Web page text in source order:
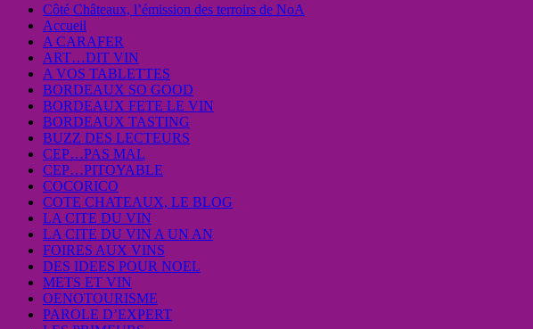
Côté Châteaux, l’émission des terroirs de NoA
Accueil
A CARAFER
ART…DIT VIN
A VOS TABLETTES
BORDEAUX SO GOOD
BORDEAUX FETE LE VIN
BORDEAUX TASTING
BUZZ DES LECTEURS
CEP…PAS MAL
CEP…PITOYABLE
COCORICO
COTE CHATEAUX, LE BLOG
LA CITE DU VIN
LA CITE DU VIN A UN AN
FOIRES AUX VINS
DES IDEES POUR NOEL
METS ET VIN
OENOTOURISME
PAROLE D’EXPERT